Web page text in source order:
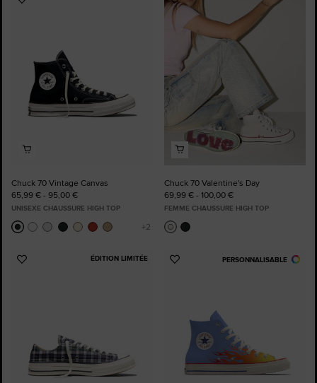
Ajouter
Chuck 70 Vintage Canvas
65,99 € - 95,00 €
UNISEXE CHAUSSURE HIGH TOP
Ajouter
aux
favoris
Chuck 70 Valentine's Day
69,99 € - 100,00 €
FEMME CHAUSSURE HIGH TOP
ÉDITION LIMITÉE
Ajouter
PERSONNALISABLE
Ajouter